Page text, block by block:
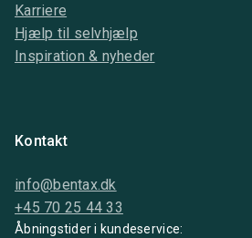
Karriere
Hjælp til selvhjælp
Inspiration & nyheder
Kontakt
info@bentax.dk
+45 70 25 44 33
Åbningstider i kundeservice: